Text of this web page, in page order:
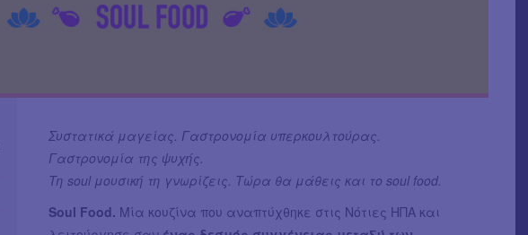
Συστατικά μαγείας. Γαστρονομία υπερκουλτούρας.
Γαστρονομία της ψυχής.
Τη soul μουσική τη γνωρίζεις. Τώρα θα μάθεις και το soul food.
Soul Food. Μία κουζίνα που αναπτύχθηκε στις Νότιες ΗΠΑ και